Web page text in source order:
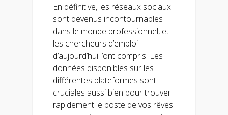
En définitive, les réseaux sociaux
sont devenus incontournables
dans le monde professionnel, et
les chercheurs d’emploi
d’aujourd’hui l’ont compris. Les
données disponibles sur les
différentes plateformes sont
cruciales aussi bien pour trouver
rapidement le poste de vos rêves